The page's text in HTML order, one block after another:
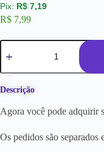
R$ 7,19
R$ 7,99
Descrição
Agora você pode adquirir
Os pedidos são